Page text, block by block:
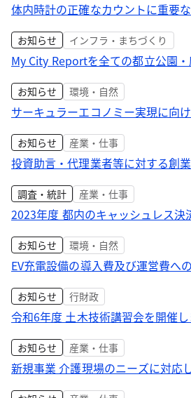
体内時計の正確なカウントに重要
お知らせ インフラ・まちづくり
My City Reportを全ての都立公園
お知らせ 環境・自然
サーキュラーエコノミー実現に向
水平リサイクル、中小小売事業者の
密着型のプラスチック・食品ロス
お知らせ 産業・仕事
投資助言・代理業者等に対する創
調査・統計 産業・仕事
2023年度 都内のキャッシュレス決
お知らせ 環境・自然
EV充電設備の導入費及び運営費へ
お知らせ 行財政
令和6年度 土木技術講習会を開催
お知らせ 産業・仕事
新規事業 介護現場のニーズに対応